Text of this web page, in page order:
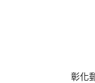
彰化